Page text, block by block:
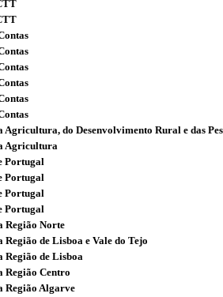
do Desenvolvimento Rural e das
Agricultura
Portugal
Portugal
Portugal
Portugal
Região Norte
de Lisboa e Vale do Tejo
Região de Lisboa
Região Centro
Região Algarve